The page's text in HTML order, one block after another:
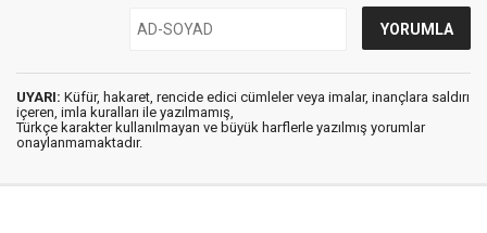
UYARI: Küfür, hakaret, rencide edici cümleler veya imalar, inançlara saldırı
içeren, imla kuralları ile yazılmamış,
Türkçe karakter kullanılmayan ve büyük harflerle yazılmış yorumlar
onaylanmamaktadır.